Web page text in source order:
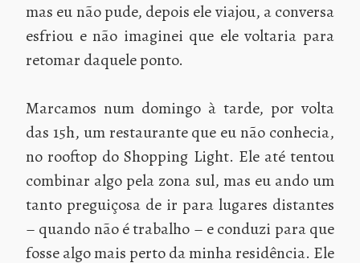
mas eu não pude, depois ele viajou, a conversa
esfriou e não imaginei que ele voltaria para
retomar daquele ponto.
Marcamos num domingo à tarde, por volta
das 15h, um restaurante que eu não conhecia,
no rooftop do Shopping Light. Ele até tentou
combinar algo pela zona sul, mas eu ando um
tanto preguiçosa de ir para lugares distantes
– quando não é trabalho – e conduzi para que
fosse algo mais perto da minha residência. Ele